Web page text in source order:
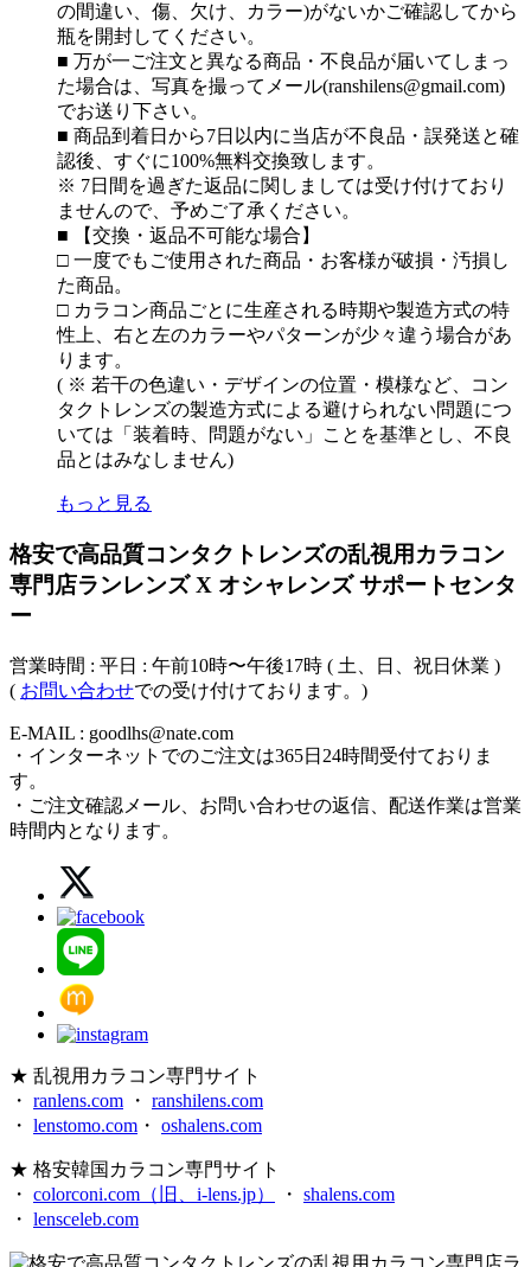
の間違い、傷、欠け、カラー)がないかご確認してから
瓶を開封してください。
■ 万が一ご注文と異なる商品・不良品が届いてしまっ
た場合は、写真を撮ってメール(ranshilens@gmail.com)
でお送り下さい。
■ 商品到着日から7日以内に当店が不良品・誤発送と確
認後、すぐに100%無料交換致します。
※ 7日間を過ぎた返品に関しましては受け付けており
ませんので、予めご了承ください。
■ 【交換・返品不可能な場合】
□ 一度でもご使用された商品・お客様が破損・汚損し
た商品。
□ カラコン商品ごとに生産される時期や製造方式の特
性上、右と左のカラーやパターンが少々違う場合があ
ります。
( ※ 若干の色違い・デザインの位置・模様など、コン
タクトレンズの製造方式による避けられない問題につ
いては「装着時、問題がない」ことを基準とし、不良
品とはみなしません)
もっと見る
格安で高品質コンタクトレンズの乱視用カラコン
専門店ランレンズ X オシャレンズ サポートセンタ
ー
営業時間 : 平日 : 午前10時〜午後17時 ( 土、日、祝日休業 )
( お問い合わせでの受け付けております。)
E-MAIL : goodlhs@nate.com
・インターネットでのご注文は365日24時間受付ておりま
す。
・ご注文確認メール、お問い合わせの返信、配送作業は営業
時間内となります。
★ 乱視用カラコン専門サイト
・ ranlens.com ・ ranshilens.com
・ lenstomo.com ・ oshalens.com
★ 格安韓国カラコン専門サイト
・ colorconi.com（旧、i-lens.jp） ・ shalens.com
・ lensceleb.com